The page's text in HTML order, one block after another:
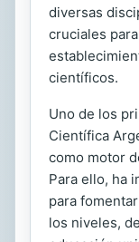
diversas
cruciales
científicos.
Uno de los
Científica
como motor
Para ello, ha
para
los niveles,